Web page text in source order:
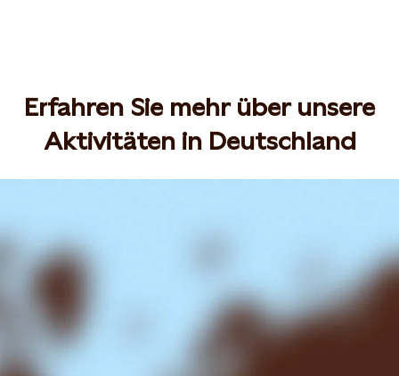
Erfahren Sie mehr über unsere
Aktivitäten in Deutschland